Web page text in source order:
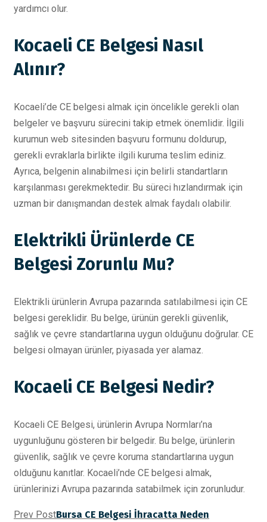
yardımcı olur.
Kocaeli CE Belgesi Nasıl
Alınır?
Kocaeli’de CE belgesi almak için öncelikle gerekli olan
belgeler ve başvuru sürecini takip etmek önemlidir. İlgili
kurumun web sitesinden başvuru formunu doldurup,
gerekli evraklarla birlikte ilgili kuruma teslim ediniz.
Ayrıca, belgenin alınabilmesi için belirli standartların
karşılanması gerekmektedir. Bu süreci hızlandırmak için
uzman bir danışmandan destek almak faydalı olabilir.
Elektrikli Ürünlerde CE
Belgesi Zorunlu Mu?
Elektrikli ürünlerin Avrupa pazarında satılabilmesi için CE
belgesi gereklidir. Bu belge, ürünün gerekli güvenlik,
sağlık ve çevre standartlarına uygun olduğunu doğrular. CE
belgesi olmayan ürünler, piyasada yer alamaz.
Kocaeli CE Belgesi Nedir?
Kocaeli CE Belgesi, ürünlerin Avrupa Normları’na
uygunluğunu gösteren bir belgedir. Bu belge, ürünlerin
güvenlik, sağlık ve çevre koruma standartlarına uygun
olduğunu kanıtlar. Kocaeli’nde CE belgesi almak,
ürünlerinizi Avrupa pazarında satabilmek için zorunludur.
Prev PostBursa CE Belgesi İhracatta Neden